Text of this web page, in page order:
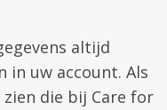
altijd
in uw account. Als
die bij Care for